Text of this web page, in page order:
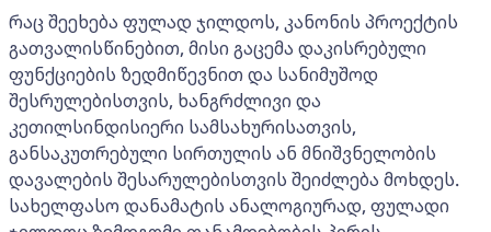
რაც შეეხება ფულად ჯილდოს, კანონის პროექტის
გათვალისწინებით, მისი გაცემა დაკისრებული
ფუნქციების ზედმიწევნით და სანიმუშოდ
შესრულებისთვის, ხანგრძლივი და
კეთილსინდისიერი სამსახურისათვის,
განსაკუთრებული სირთულის ან მნიშვნელობის
დავალების შესარულებისთვის შეიძლება მოხდეს.
სახელფასო დანამატის ანალოგიურად, ფულადი